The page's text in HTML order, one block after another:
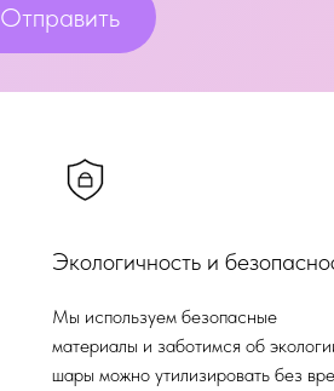
Отправить
Экологичность и
Мы используем безопасные
материалы и заботимся об
шары можно утилизировать без